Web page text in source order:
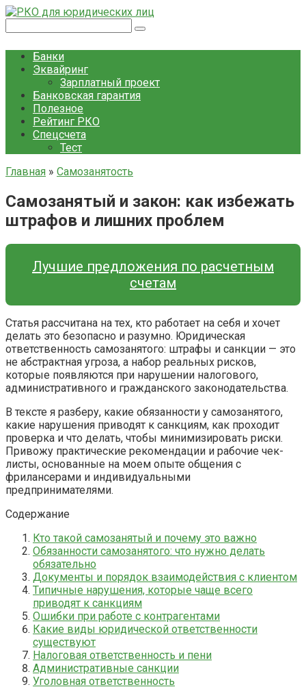
Перейти
контенту
Банки
Эквайринг
Зарплатный проект
Банковская гарантия
Полезное
Рейтинг РКО
Спецсчета
Тест
Главная » Самозанятость
Самозанятый и закон: как избежать
штрафов и лишних проблем
Лучшие предложения по расчетным
счетам
Статья рассчитана на тех, кто работает на себя и хочет
делать это безопасно и разумно. Юридическая
ответственность самозанятого: штрафы и санкции — это
не абстрактная угроза, а набор реальных рисков,
которые появляются при нарушении налогового,
административного и гражданского законодательства.
В тексте я разберу, какие обязанности у самозанятого,
какие нарушения приводят к санкциям, как проходит
проверка и что делать, чтобы минимизировать риски.
Привожу практические рекомендации и рабочие чек-
листы, основанные на моем опыте общения с
фрилансерами и индивидуальными
предпринимателями.
Содержание
Кто такой самозанятый и почему это важно
Обязанности самозанятого: что нужно делать
обязательно
Документы и порядок взаимодействия с клиентом
Типичные нарушения, которые чаще всего
приводят к санкциям
Ошибки при работе с контрагентами
Какие виды юридической ответственности
существуют
Налоговая ответственность и пени
Административные санкции
Уголовная ответственность